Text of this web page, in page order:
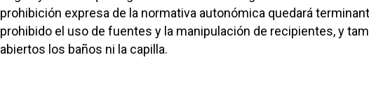
prohibición expresa de la normativa autonómica quedará
prohibido el uso de fuentes y la manipulación de recipientes, y
abiertos los baños ni la capilla.